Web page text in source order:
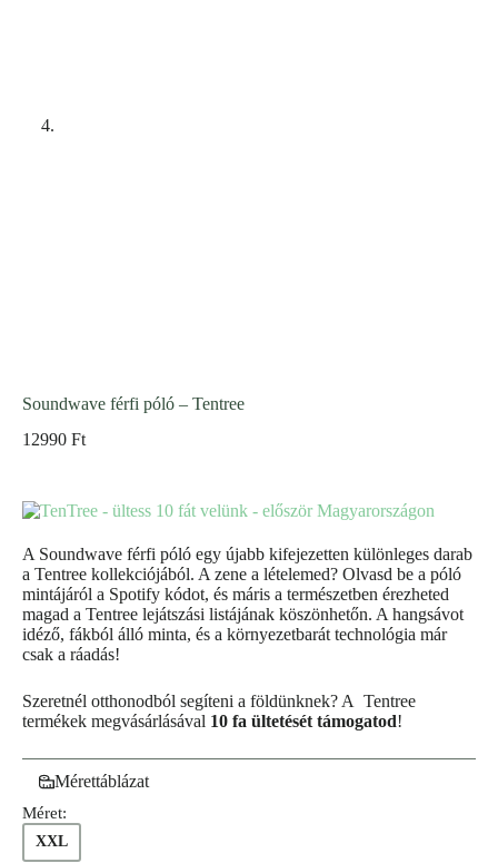
Soundwave férfi póló – Tentree
12990 Ft
A Soundwave férfi póló egy újabb kifejezetten különleges darab
a Tentree kollekciójából. A zene a lételemed? Olvasd be a póló
mintájáról a Spotify kódot, és máris a természetben érezheted
magad a Tentree lejátszási listájának köszönhetőn. A hangsávot
idéző, fákból álló minta, és a környezetbarát technológia már
csak a ráadás!
Szeretnél otthonodból segíteni a földünknek? A Tentree
termékek megvásárlásával 10 fa ültetését támogatod!
Mérettáblázat
Méret:
XXL